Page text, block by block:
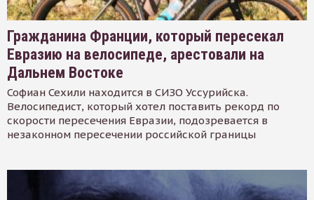
Гражданина Франции, который пересекал
Евразию на велосипеде, арестовали на
Дальнем Востоке
Софиан Сехили находится в СИЗО Уссурийска.
Велосипедист, который хотел поставить рекорд по
скорости пересечения Евразии, подозревается в
незаконном пересечении российской границы